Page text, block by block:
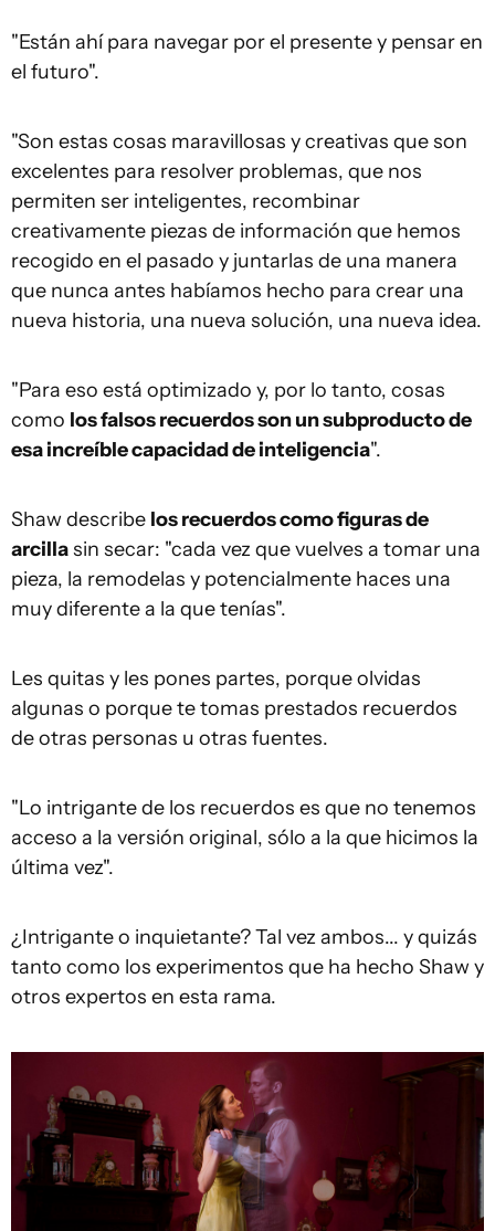
"Están ahí para navegar por el presente y pensar en
el futuro".
"Son estas cosas maravillosas y creativas que son
excelentes para resolver problemas, que nos
permiten ser inteligentes, recombinar
creativamente piezas de información que hemos
recogido en el pasado y juntarlas de una manera
que nunca antes habíamos hecho para crear una
nueva historia, una nueva solución, una nueva idea.
"Para eso está optimizado y, por lo tanto, cosas
como los falsos recuerdos son un subproducto de
esa increíble capacidad de inteligencia".
Shaw describe los recuerdos como figuras de
arcillasin secar: "cada vez que vuelves a tomar una
pieza, la remodelas y potencialmente haces una
muy diferente a la que tenías".
Les quitas y les pones partes, porque olvidas
algunas o porque te tomas prestados recuerdos
de otras personas u otras fuentes.
"Lo intrigante de los recuerdos es que no tenemos
acceso a la versión original, sólo a la que hicimos la
última vez".
¿Intrigante o inquietante? Tal vez ambos... y quizás
tanto como los experimentos que ha hecho Shaw y
otros expertos en esta rama.